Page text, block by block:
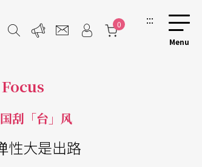
0 :::
刮「台」风
性大是出路